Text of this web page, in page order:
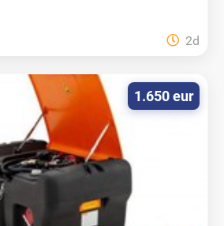
2d
1.650 eur